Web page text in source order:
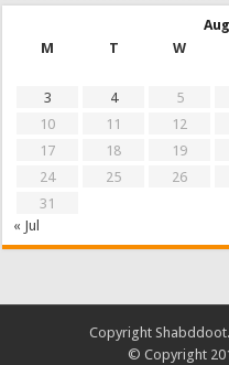
M
T W
3
4 5
10
11 12
17
18 19
24
25 26
31
« Jul
Copyright
© Copyright